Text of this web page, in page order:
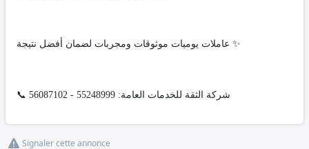
عاملات يوميات موثوقات ومجربات لضمان أفضل نتيجة ✨
📞 شركة الثقة للخدمات العامة: 55248999 - 56087102
Signaler cette annonce